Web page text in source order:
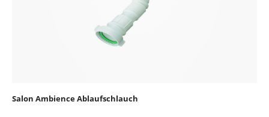
Salon Ambience Ablaufschlauch